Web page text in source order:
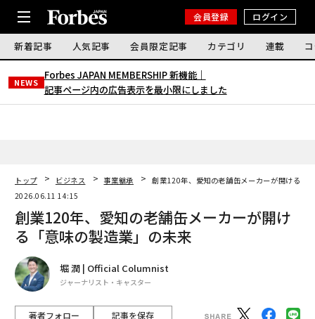
会員登録 ログイン
新着記事 人気記事 会員限定記事 カテゴリ 連載
NEWS
Forbes JAPAN MEMBERSHIP 新機能｜
記事ページ内の広告表示を最小限にしました
トップ ビジネス 事業継承
創業120年、愛知の老舗缶メーカーが開ける「
2026.06.11 14:15
創業120年、愛知の老舗缶メーカーが開け
る「意味の製造業」の未来
堀 潤 | Official Columnist
ジャーナリスト・キャスター
著者フォロー 記事を保存